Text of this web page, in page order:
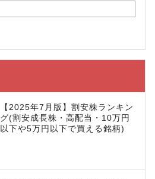
【2025年7月版】割安株ランキン
グ(割安成長株・高配当・10万円
以下や5万円以下で買える銘柄)